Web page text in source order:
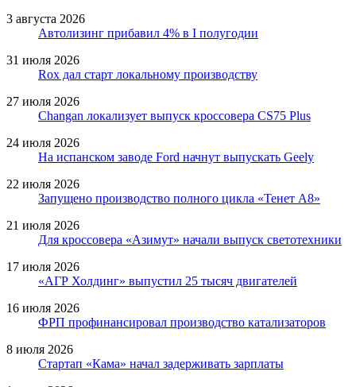
3 августа 2026
Автолизинг прибавил 4% в I полугодии
31 июля 2026
Rox дал старт локальному производству
27 июля 2026
Changan локализует выпуск кроссовера CS75 Plus
24 июля 2026
На испанском заводе Ford начнут выпускать Geely
22 июля 2026
Запущено производство полного цикла «Тенет A8»
21 июля 2026
Для кроссовера «Азимут» начали выпуск светотехники
17 июля 2026
«АГР Холдинг» выпустил 25 тысяч двигателей
16 июля 2026
ФРП профинансировал производство катализаторов
8 июля 2026
Стартап «Кама» начал задерживать зарплаты